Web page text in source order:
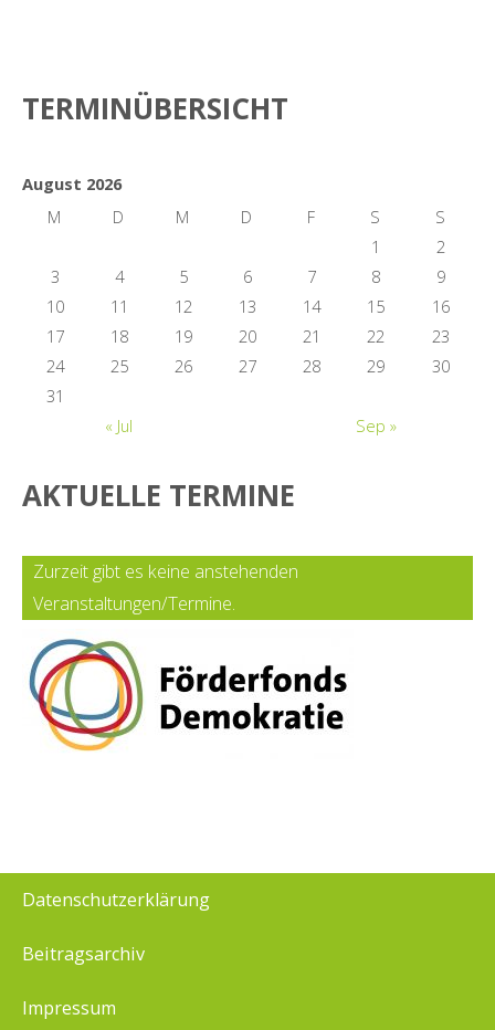
TERMINÜBERSICHT
August 2026
M
D M D F S
S
1
2
3
4 5 6 7 8
9
10
11 12 13 14 15
16
17
18 19 20 21 22
23
24
25 26 27 28 29
30
31
« Jul
Sep »
AKTUELLE TERMINE
Zurzeit gibt es keine anstehenden
Veranstaltungen/Termine.
Datenschutzerklärung
Beitragsarchiv
Impressum